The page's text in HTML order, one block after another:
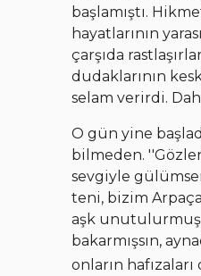
başlamıştı.
hayatlarının
çarşıda
dudaklarının
selam verirdi.
O gün yine
bilmeden.
sevgiyle
teni, bizim
aşk
bakarmışsın,
onların